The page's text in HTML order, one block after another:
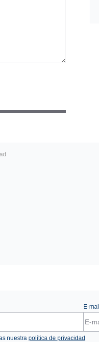
E-mail
nuestra política de privacidad